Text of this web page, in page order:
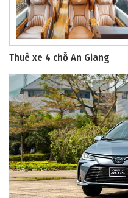
Thuê xe 4 chỗ An Giang